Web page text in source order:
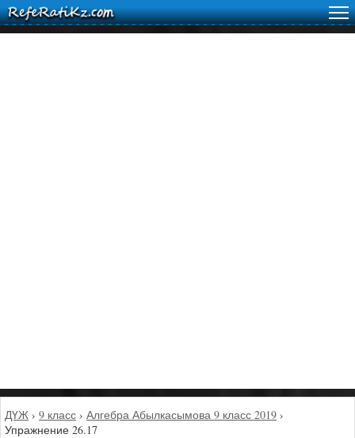
ДҮЖ › 9 класс › Алгебра Абылкасымова 9 класс 2019 ›
Упражнение 26.17